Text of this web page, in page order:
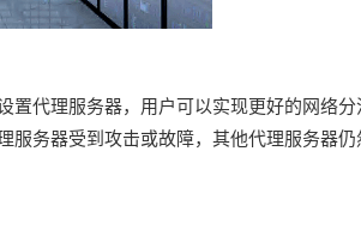
置代理服务器，用户可以实现更好的网络分
服务器受到攻击或故障，其他代理服务器仍